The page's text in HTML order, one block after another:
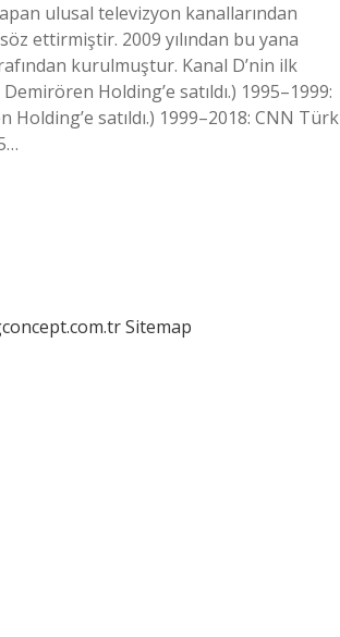
ulusal televizyon kanallarından
ettirmiştir. 2009 yılından bu yana
kurulmuştur. Kanal D’nin ilk
Holding’e satıldı.) 1995–1999:
satıldı.) 1999–2018: CNN Türk
Sitemap